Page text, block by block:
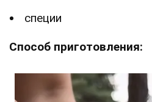
специи
Способ приготовления: